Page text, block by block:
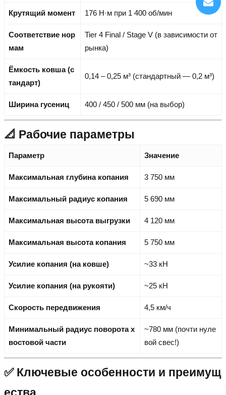
Крутящий момент 176 Н·м при 1 400 об/мин
Соответствие нор
мам
Tier 4 Final / Stage V (в зависимости от
рынка)
Ёмкость ковша (с
тандарт)
0,14 – 0,25 м³ (стандартный — 0,2 м³)
Ширина гусениц 400 / 450 / 500 мм (на выбор)
📐 Рабочие параметры
Параметр Значение
Максимальная глубина копания 3 750 мм
Максимальный радиус копания 5 690 мм
Максимальная высота выгрузки 4 120 мм
Максимальная высота копания 5 750 мм
Усилие копания (на ковше) ~33 кН
Усилие копания (на рукояти) ~25 кН
Скорость передвижения 4,5 км/ч
Минимальный радиус поворота х
востовой части
~780 мм (почти нуле
вой свес!)
✅ Ключевые особенности и преимущ